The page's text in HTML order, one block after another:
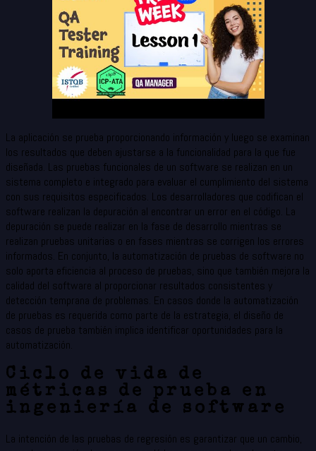
La aplicación se prueba proporcionando información y luego se examinan
los resultados que deben ajustarse a la funcionalidad para la que fue
diseñada. Las pruebas funcionales de un software se realizan en un
sistema completo e integrado para evaluar el cumplimiento del sistema
con sus requisitos especificados. Los desarrolladores que codifican el
software realizan la depuración al encontrar un error en el código. La
depuración se puede realizar en la fase de desarrollo mientras se
realizan pruebas unitarias o en fases mientras se corrigen los errores
informados. En conjunto, la automatización de pruebas de software no
solo aporta eficiencia al proceso de pruebas, sino que también mejora la
calidad del software al proporcionar resultados consistentes y
detección temprana de problemas. En casos donde la automatización
de pruebas es requerida como parte de la estrategia, el diseño de
casos de prueba también implica identificar oportunidades para la
automatización.
Ciclo de vida de
métricas de prueba en
ingeniería de software
La intención de las pruebas de regresión es garantizar que un cambio,